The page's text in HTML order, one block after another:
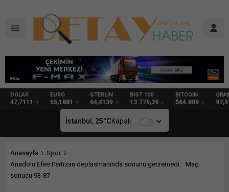
DOLAR
47,7111
EURO
55,1881
STERLİN
64,4139
BIST 100
13.779,39
BITCOIN
$64.809 97,57
İstanbul, 25°CKapalı
Anasayfa
Spor
Anadolu Efes Partizan deplasmanında sonunu getiremedi… Maç
sonucu 93-87